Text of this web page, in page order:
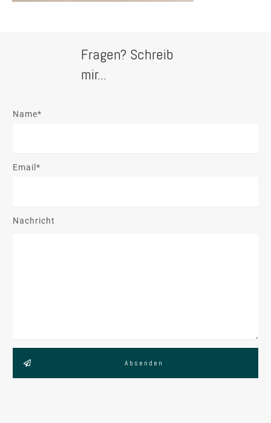
Fragen? Schreib
mir...
Name*
Email*
Nachricht
Absenden